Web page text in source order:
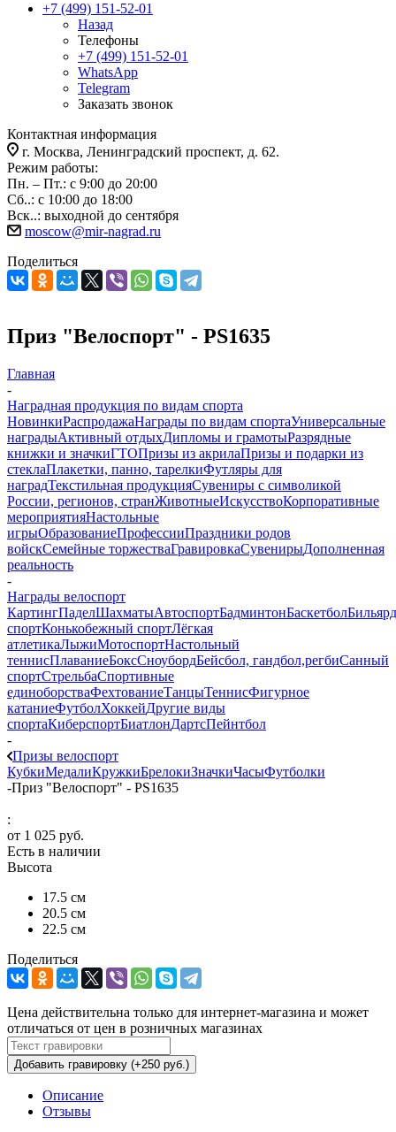
+7 (499) 151-52-01
Назад
Телефоны
+7 (499) 151-52-01
WhatsApp
Telegram
Заказать звонок
Контактная информация
г. Москва, Ленинградский проспект, д. 62.
Режим работы:
Пн. – Пт.: с 9:00 до 20:00
Сб..: с 10:00 до 18:00
Вск..: выходной до сентября
moscow@mir-nagrad.ru
Поделиться
Приз "Велоспорт" - PS1635
Главная
-
Наградная продукция по видам спорта
НовинкиРаспродажаНаграды по видам спортаУниверсальные
наградыАктивный отдыхДипломы и грамотыРазрядные
книжки и значкиГТОПризы из акрилаПризы и подарки из
стеклаПлакетки, панно, тарелкиФутляры для
наградТекстильная продукцияСувениры с символикой
России, регионов, странЖивотныеИскусствоКорпоративные
мероприятияНастольные
игрыОбразованиеПрофессииПраздники родов
войскСемейные торжестваГравировкаСувенирыДополненная
реальность
-
Награды велоспорт
КартингПаделШахматыАвтоспортБадминтонБаскетболБильярд
спортКонькобежный спортЛёгкая
атлетикаЛыжиМотоспортНастольный
теннисПлаваниеБоксСноубордБейсбол, гандбол,регбиСанный
спортСтрельбаСпортивные
единоборстваФехтованиеТанцыТеннисФигурное
катаниеФутболХоккейДругие виды
спортаКиберспортБиатлонДартсПейнтбол
-
Призы велоспорт
КубкиМедалиКружкиБрелокиЗначкиЧасыФутболки
-Приз "Велоспорт" - PS1635
:
от 1 025 руб.
Есть в наличии
Высота
17.5 см
20.5 см
22.5 см
Поделиться
Цена действительна только для интернет-магазина и может
отличаться от цен в розничных магазинах
Добавить гравировку (+250 руб.)
Описание
Отзывы